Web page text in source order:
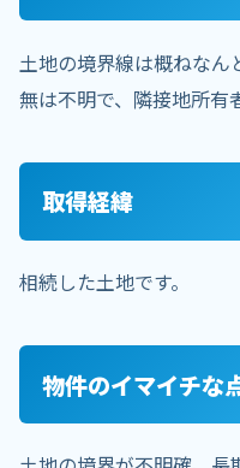
土地の境界線は概ねな
無は不明で、隣接地所有
取得経緯
相続した土地です。
物件のイマイチな